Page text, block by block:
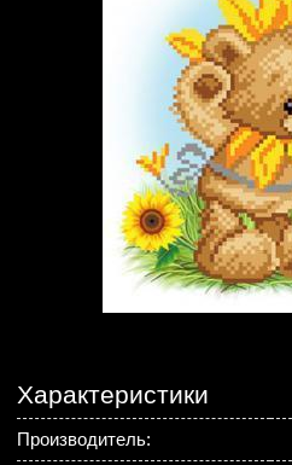
Характеристики
Производитель: